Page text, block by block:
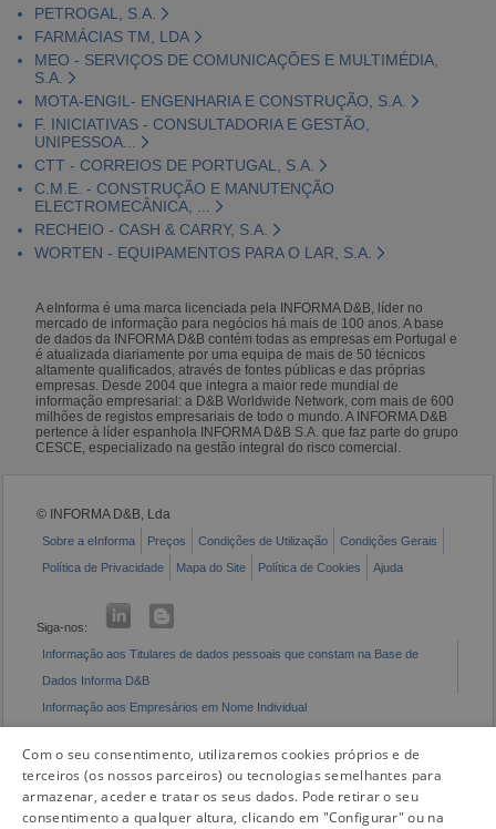
PETROGAL, S.A.
FARMÁCIAS TM, LDA
MEO - SERVIÇOS DE COMUNICAÇÕES E MULTIMÉDIA,
S.A.
MOTA-ENGIL- ENGENHARIA E CONSTRUÇÃO, S.A.
F. INICIATIVAS - CONSULTADORIA E GESTÃO,
UNIPESSOA...
CTT - CORREIOS DE PORTUGAL, S.A.
C.M.E. - CONSTRUÇÃO E MANUTENÇÃO
ELECTROMECÂNICA, ...
RECHEIO - CASH & CARRY, S.A.
WORTEN - EQUIPAMENTOS PARA O LAR, S.A.
A eInforma é uma marca licenciada pela INFORMA D&B, líder no
mercado de informação para negócios há mais de 100 anos. A base
de dados da INFORMA D&B contém todas as empresas em Portugal e
é atualizada diariamente por uma equipa de mais de 50 técnicos
altamente qualificados, através de fontes públicas e das próprias
empresas. Desde 2004 que integra a maior rede mundial de
informação empresarial: a D&B Worldwide Network, com mais de 600
milhões de registos empresariais de todo o mundo. A INFORMA D&B
pertence à líder espanhola INFORMA D&B S.A. que faz parte do grupo
CESCE, especializado na gestão integral do risco comercial.
© INFORMA D&B, Lda
Sobre a eInforma Preços Condições de Utilização
Condições Gerais
Política de Privacidade
Mapa do Site Política de Cookies Ajuda
Siga-nos:
Informação aos Titulares de dados pessoais que constam na Base de
Dados Informa D&B
Informação aos Empresários em Nome Individual
Com o seu consentimento, utilizaremos cookies próprios e de
terceiros (os nossos parceiros) ou tecnologias semelhantes para
armazenar, aceder e tratar os seus dados. Pode retirar o seu
consentimento a qualquer altura, clicando em "Configurar" ou na